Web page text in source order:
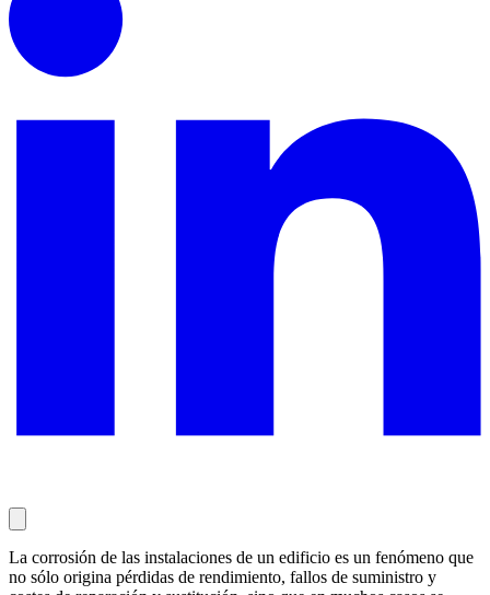
La corrosión de las instalaciones de un edificio es un fenómeno que
no sólo origina pérdidas de rendimiento, fallos de suministro y